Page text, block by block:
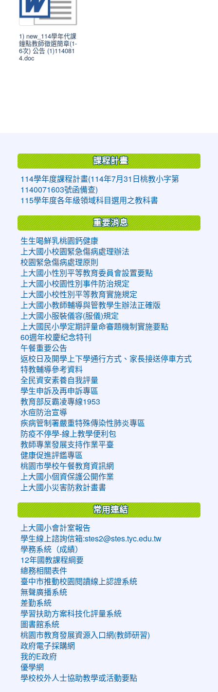
1) new_114學年代課
鐘點教師徵選簡章(1-
6次) 公告 (1)114081
4.doc
課程計畫
114學年度課程計畫(114年7月31日桃教小字第
1140071603號函備查)
115學年度各年級領域科目選用之教科書
重要消息
生生喝鮮乳桃園鈣健康
上大國小校園緊急傷病處理辦法
校園緊急傷病處理原則
上大國小性別平等教育委員會設置要點
上大國小校園性別事件防治規定
上大國小校性別平等教育實施規定
上大國小教師輔導與管教學生辦法正確版
上大國小服裝儀容(服儀)規定
上大國民小學定期評量命審題機制實施要點
60週年校慶紀念特刊
午餐重要公告
返校日及開學上下學通行方式、家長接送停車方式
特教輔導參考資料
全民資安素養自我評量
學生申訴及再申訴專區
教育部反霸凌專線1953
水痘防治宣導
疾病管制署嚴重特殊傳染性肺炎專區
防疫不停學-線上教學便利包
教師專業發展支持作業平臺
健康促進評鑑專區
桃園市學校午餐教育資訊網
上大國小個資保護公開作業
上大國小災害防救計畫書
常用連結
上大國小會計室報告
學生線上諮詢信箱:stes2@stes.tyc.edu.tw
學務系統（成績）
12年國教課程綱要
總務相關表件
臺中市推動校園閱讀線上認證系統
無聲廣播系統
差勤系統
學習扶助方案科技化評量系統
圖書館系統
桃園市教育發展資源入口網(教師研習)
政府電子採購網
我的E政府
優學網
學校校外人士協助教學或活動要點